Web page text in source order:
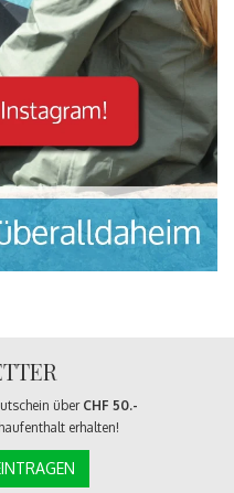
über CHF 50.-
erhalten!